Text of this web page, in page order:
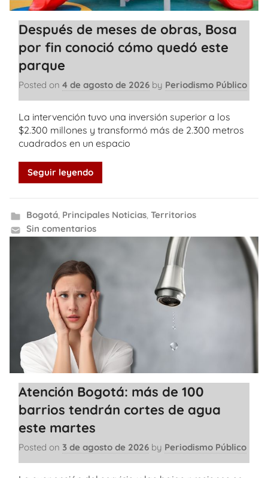
Después de meses de obras, Bosa
por fin conoció cómo quedó este
parque
Posted on 4 de agosto de 2026 by Periodismo Público
La intervención tuvo una inversión superior a los
$2.300 millones y transformó más de 2.300 metros
cuadrados en un espacio
Seguir leyendo
Bogotá, Principales Noticias, Territorios
Sin comentarios
Atención Bogotá: más de 100
barrios tendrán cortes de agua
este martes
Posted on 3 de agosto de 2026 by Periodismo Público